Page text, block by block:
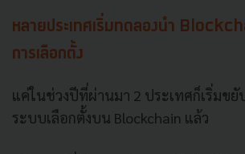
หลายประเทศเริ่มทดลองนำ
การเลือกตั้ง
แค่ในช่วงปีที่ผ่านมา 2 ประเทศก็เริ่มข
ระบบเลือกตั้งบน Blockchain แล้ว